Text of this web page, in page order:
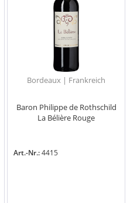
Bordeaux | Frankreich
Baron Philippe de Rothschild
La Bélière Rouge
Art.-Nr.:4415